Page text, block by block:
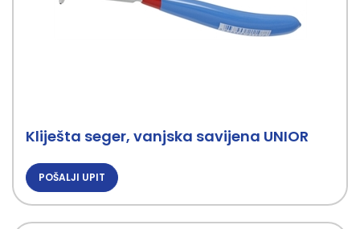
Kliješta seger, vanjska savijena UNIOR
POŠALJI UPIT